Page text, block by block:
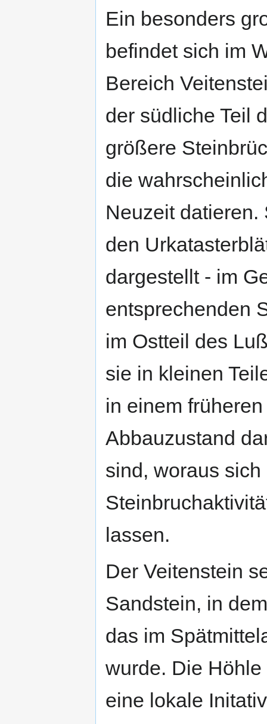
Ein besonders
befindet sich im
Bereich
der südliche Teil
größere
die
Neuzeit datieren.
den
dargestellt - im
entsprechenden
im Ostteil des
sie in kleinen
in einem früheren
Abbauzustand
sind, woraus sich
lassen.
Der Veitenstein
Sandstein, in
das im
wurde. Die
eine lokale